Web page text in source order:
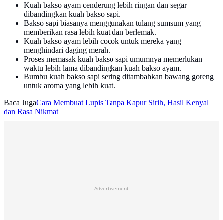
Kuah bakso ayam cenderung lebih ringan dan segar
dibandingkan kuah bakso sapi.
Bakso sapi biasanya menggunakan tulang sumsum yang
memberikan rasa lebih kuat dan berlemak.
Kuah bakso ayam lebih cocok untuk mereka yang
menghindari daging merah.
Proses memasak kuah bakso sapi umumnya memerlukan
waktu lebih lama dibandingkan kuah bakso ayam.
Bumbu kuah bakso sapi sering ditambahkan bawang goreng
untuk aroma yang lebih kuat.
Baca JugaCara Membuat Lupis Tanpa Kapur Sirih, Hasil Kenyal
dan Rasa Nikmat
Advertisement